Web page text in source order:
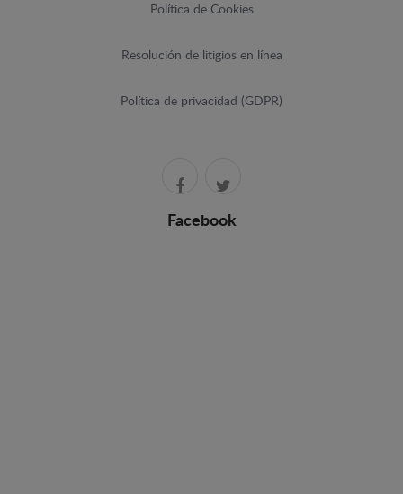
Política de Cookies
Resolución de litigios en línea
Política de privacidad (GDPR)
Facebook